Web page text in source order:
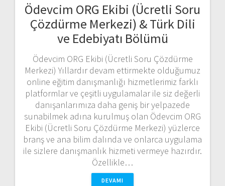
Ödevcim ORG Ekibi (Ücretli Soru
Çözdürme Merkezi) & Türk Dili
ve Edebiyatı Bölümü
Ödevcim ORG Ekibi (Ücretli Soru Çözdürme
Merkezi) Yıllardır devam ettirmekte olduğumuz
online eğitim danışmanlığı hizmetlerimiz farklı
platformlar ve çeşitli uygulamalar ile siz değerli
danışanlarımıza daha geniş bir yelpazede
sunabilmek adına kurulmuş olan Ödevcim ORG
Ekibi (Ücretli Soru Çözdürme Merkezi) yüzlerce
branş ve ana bilim dalında ve onlarca uygulama
ile sizlere danışmanlık hizmeti vermeye hazırdır.
Özellikle…
DEVAMI